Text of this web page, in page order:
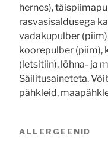
hernes),
rasvasisaldusega
vadakupulber
koorepulber (piim),
(letsitiin), lõhna- ja
Säilitusaineteta.
pähkleid,
ALLERGEENID